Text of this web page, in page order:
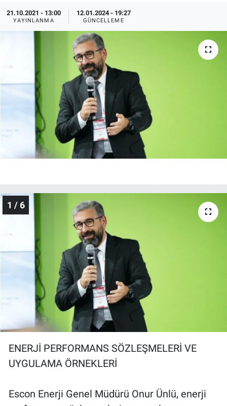
21.10.2021 - 13:00
YAYINLANMA
12.01.2024 - 19:27
GÜNCELLEME
1 / 6
ENERJİ PERFORMANS SÖZLEŞMELERİ VE
UYGULAMA ÖRNEKLERİ
Escon Enerji Genel Müdürü Onur Ünlü, enerji
EndüstriST
Enerjisini Üreten Fabrikalar
Endüstri 4.0 Uygulamaları
Ağır Sanayi Çözümleri